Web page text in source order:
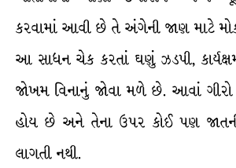
કરવામાં આવી છે તે અંગેની જાણ માટે
આ સાધન ચેક કરતાં ઘણું ઝડપી,
જોખમ વિનાનું જોવા મળે છે. આવાં ગીરો
હોય છે અને તેના ઉપર કોઈ પણ
લાગતી નથી.